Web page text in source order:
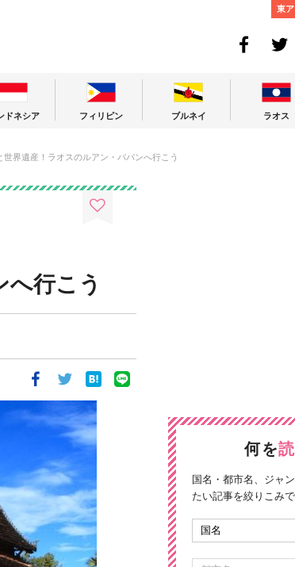
東
ドネシア フィリピン ブルネイ ラオス
世界遺産！ラオスのルアン・パバンへ行こう
行こう
何を読
国名・都市名、ジャ
たい記事を絞りこみ